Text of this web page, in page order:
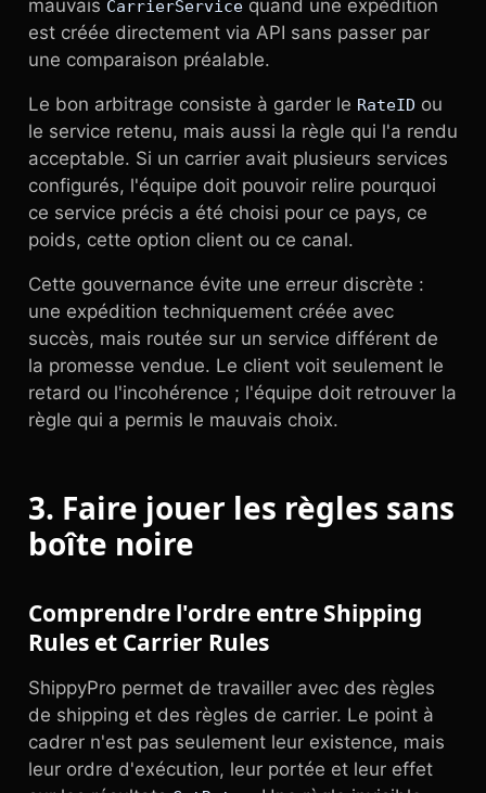
mauvais CarrierService quand une expédition
est créée directement via API sans passer par
une comparaison préalable.
Le bon arbitrage consiste à garder le RateID ou
le service retenu, mais aussi la règle qui l'a rendu
acceptable. Si un carrier avait plusieurs services
configurés, l'équipe doit pouvoir relire pourquoi
ce service précis a été choisi pour ce pays, ce
poids, cette option client ou ce canal.
Cette gouvernance évite une erreur discrète :
une expédition techniquement créée avec
succès, mais routée sur un service différent de
la promesse vendue. Le client voit seulement le
retard ou l'incohérence ; l'équipe doit retrouver la
règle qui a permis le mauvais choix.
3. Faire jouer les règles sans
boîte noire
Comprendre l'ordre entre Shipping
Rules et Carrier Rules
ShippyPro permet de travailler avec des règles
de shipping et des règles de carrier. Le point à
cadrer n'est pas seulement leur existence, mais
leur ordre d'exécution, leur portée et leur effet